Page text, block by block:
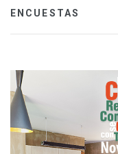
ENCUESTAS